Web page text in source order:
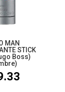
MAN
STICK
Boss)